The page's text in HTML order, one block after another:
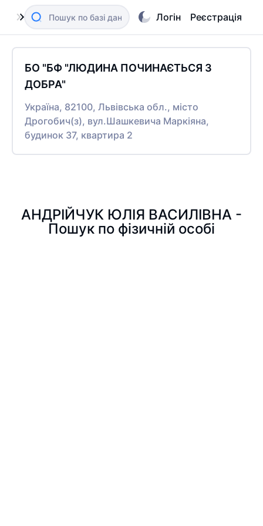
Логін Реєстрація
БО "БФ "ЛЮДИНА ПОЧИНАЄТЬСЯ З
ДОБРА"
Україна, 82100, Львівська обл., місто
Дрогобич(з), вул.Шашкевича Маркіяна,
будинок 37, квартира 2
АНДРІЙЧУК ЮЛІЯ ВАСИЛІВНА -
Пошук по фізичній особі